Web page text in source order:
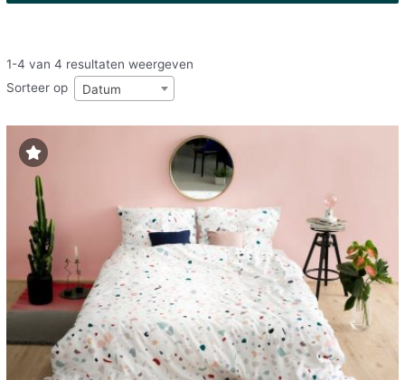
1-4 van 4 resultaten weergeven
Sorteer op
Datum